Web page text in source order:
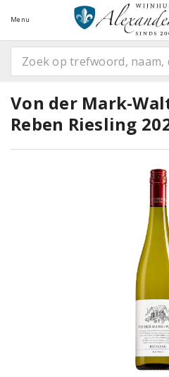
Menu
Von der Mark-
Reben Riesling